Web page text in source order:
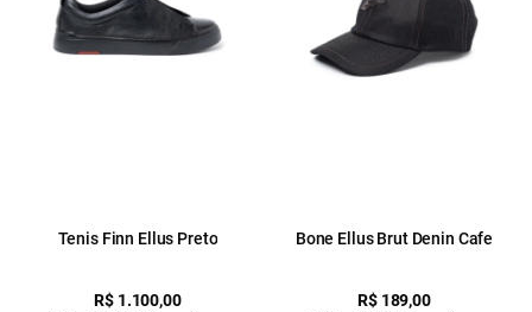
Tenis Finn Ellus Preto
R$ 1.100,00
Bone Ellus Brut Denin Cafe
R$ 189,00